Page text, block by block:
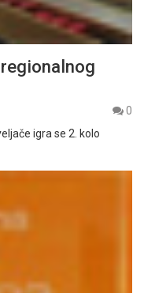
0
igra se 2. kolo